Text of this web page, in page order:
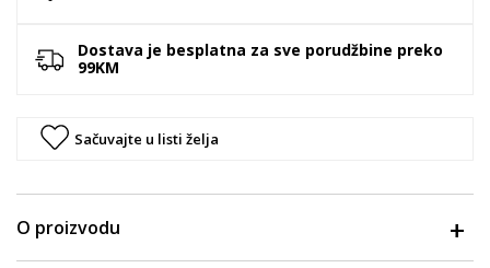
Dostava je besplatna za sve porudžbine preko
99KM
Sačuvajte u listi želja
O proizvodu